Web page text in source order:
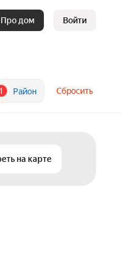
Про дом Войти
1 Район Сбросить
на карте